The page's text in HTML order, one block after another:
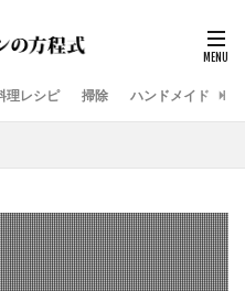
理レシピ 掃除 ハンドメイド